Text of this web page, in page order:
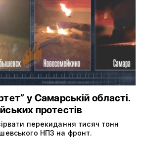
у Самарській області.
протестів
перекидання тисяч тонн
НПЗ на фронт.